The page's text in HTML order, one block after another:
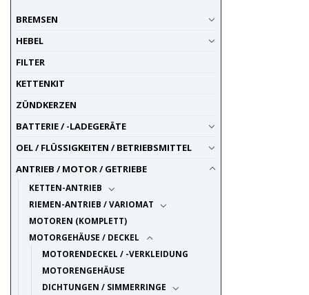
BREMSEN
HEBEL
FILTER
KETTENKIT
ZÜNDKERZEN
BATTERIE / -LADEGERÄTE
OEL / FLÜSSIGKEITEN / BETRIEBSMITTEL
ANTRIEB / MOTOR / GETRIEBE
KETTEN-ANTRIEB
RIEMEN-ANTRIEB / VARIOMAT
MOTOREN (KOMPLETT)
MOTORGEHÄUSE / DECKEL
MOTORENDECKEL / -VERKLEIDUNG
MOTORENGEHÄUSE
DICHTUNGEN / SIMMERRINGE